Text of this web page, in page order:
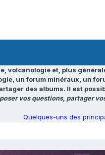
volcanologie et, plus
un forum minéraux, un
des albums. Il est
vos questions, partager
Quelques-uns des